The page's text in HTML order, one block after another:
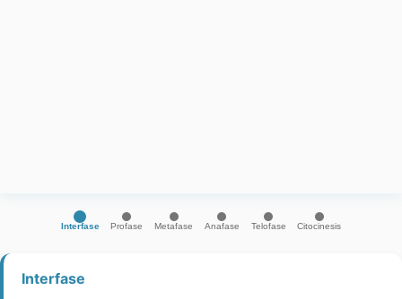
Interfase Profase Metafase Anafase Telofase Citocinesis
Interfase